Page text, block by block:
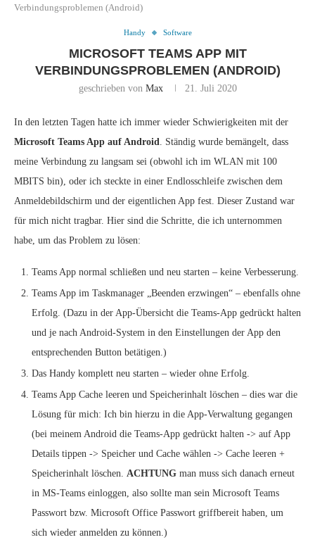
Verbindungsproblemen (Android)
Handy Software
MICROSOFT TEAMS APP MIT
VERBINDUNGSPROBLEMEN (ANDROID)
geschrieben von Max 21. Juli 2020
In den letzten Tagen hatte ich immer wieder Schwierigkeiten mit der
Microsoft Teams App auf Android. Ständig wurde bemängelt, dass
meine Verbindung zu langsam sei (obwohl ich im WLAN mit 100
MBITS bin), oder ich steckte in einer Endlosschleife zwischen dem
Anmeldebildschirm und der eigentlichen App fest. Dieser Zustand war
für mich nicht tragbar. Hier sind die Schritte, die ich unternommen
habe, um das Problem zu lösen:
Teams App normal schließen und neu starten – keine Verbesserung.
Teams App im Taskmanager „Beenden erzwingen“ – ebenfalls ohne
Erfolg. (Dazu in der App-Übersicht die Teams-App gedrückt halten
und je nach Android-System in den Einstellungen der App den
entsprechenden Button betätigen.)
Das Handy komplett neu starten – wieder ohne Erfolg.
Teams App Cache leeren und Speicherinhalt löschen – dies war die
Lösung für mich: Ich bin hierzu in die App-Verwaltung gegangen
(bei meinem Android die Teams-App gedrückt halten -> auf App
Details tippen -> Speicher und Cache wählen -> Cache leeren +
Speicherinhalt löschen. ACHTUNG man muss sich danach erneut
in MS-Teams einloggen, also sollte man sein Microsoft Teams
Passwort bzw. Microsoft Office Passwort griffbereit haben, um
sich wieder anmelden zu können.)